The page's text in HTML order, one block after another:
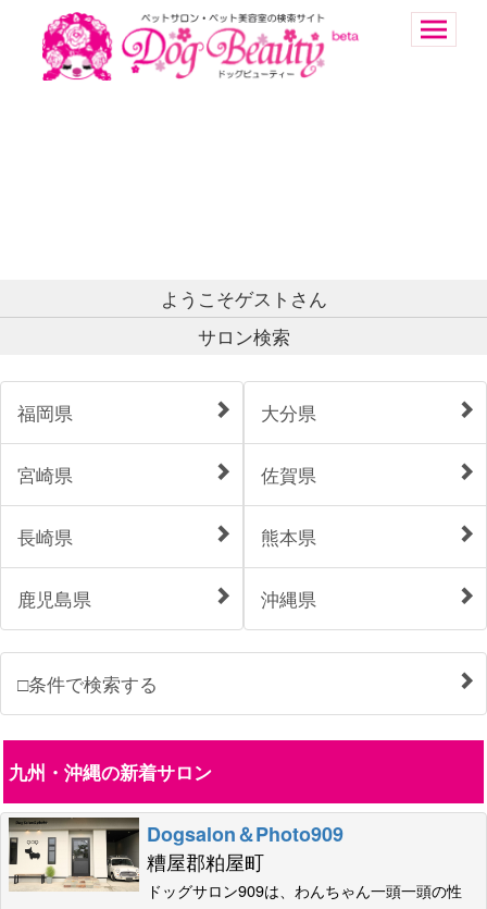
ようこそゲストさん
サロン検索
福岡県
宮崎県
長崎県
鹿児島県
大分県
佐賀県
熊本県
沖縄県
□条件で検索する
九州・沖縄の新着サロン
Dogsalon＆Photo909
糟屋郡粕屋町
ドッグサロン909は、わんちゃん一頭一頭の性